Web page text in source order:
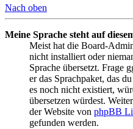
Nach oben
Meine Sprache steht auf
Meist hat die Board-
nicht installiert oder
Sprache übersetzt. Frage
er das Sprachpaket, das
es noch nicht existiert,
übersetzen würdest.
der Website von phpBB
gefunden werden.